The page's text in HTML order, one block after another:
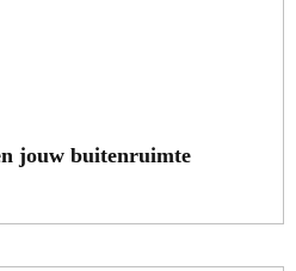
jouw buitenruimte